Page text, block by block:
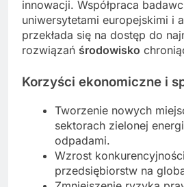
innowacji. Współpraca
uniwersytetami europejskimi i
przekłada się na dostęp do
rozwiązań środowisko
Korzyści ekonomiczne i
Tworzenie nowych
sektorach zielonej
odpadami.
Wzrost
przedsiębiorstw na